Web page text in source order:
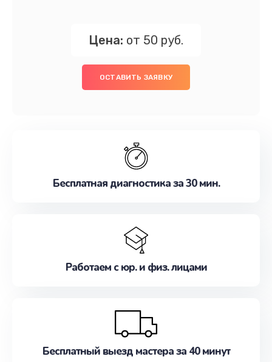
Цена: от 50 руб.
ОСТАВИТЬ ЗАЯВКУ
Бесплатная диагностика за 30 мин.
Работаем с юр. и физ. лицами
Бесплатный выезд мастера за 40 минут